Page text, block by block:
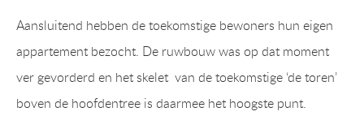
Aansluitend hebben de toekomstige bewoners hun eigen
appartement bezocht. De ruwbouw was op dat moment
ver gevorderd en het skelet van de toekomstige ‘de toren’
boven de hoofdentree is daarmee het hoogste punt.